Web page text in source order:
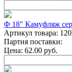
Ф 18" Камуфляж
Артикул товара:
Партия поставки:
Цена: 62.00 руб.